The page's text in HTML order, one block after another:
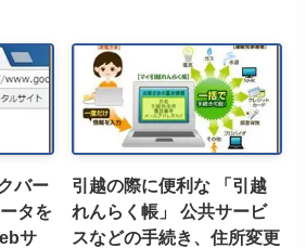
バー
タを
サ
引越の際に便利な 「引越
れんらく帳」 公共サービ
スなどの手続き、住所変更